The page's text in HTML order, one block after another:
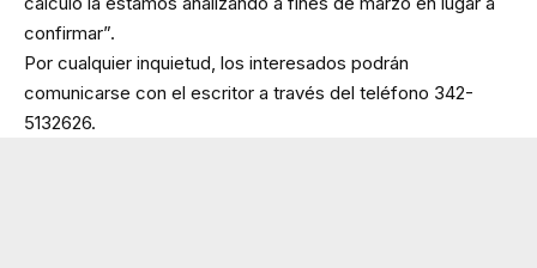
confirmar”.
Por cualquier inquietud, los interesados podrán
comunicarse con el escritor a través del teléfono 342-
5132626.